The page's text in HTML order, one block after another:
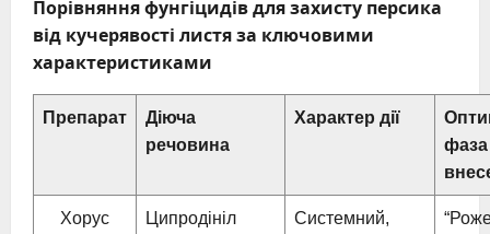
Порівняння фунгіцидів для захисту персика
від кучерявості листя за ключовими
характеристиками
Препарат
Діюча
речовина
Характер дії
фаза
Хорус Ципродініл
Системний,